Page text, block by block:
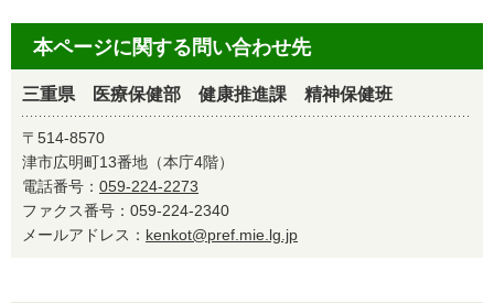
本ページに関する問い合わせ先
三重県 医療保健部 健康推進課 精神保健班
〒514-8570
津市広明町13番地（本庁4階）
電話番号： 059-224-2273
ファクス番号：059-224-2340
メールアドレス： kenkot@pref.mie.lg.jp